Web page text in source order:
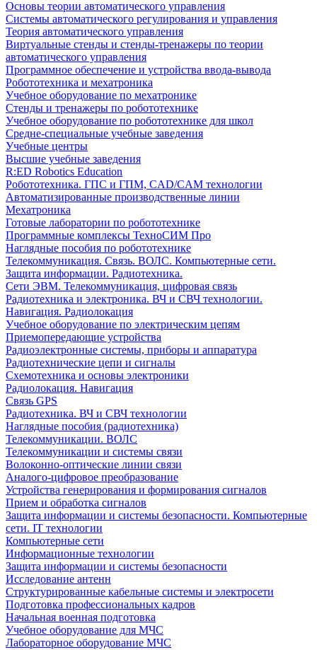
Основы теории автоматического управления
Системы автоматического регулирования и управления
Теория автоматического управления
Виртуальные стенды и стенды-тренажеры по теории
автоматического управления
Программное обеспечение и устройства ввода-вывода
Робототехника и мехатроника
Учебное оборудование по мехатронике
Стенды и тренажеры по робототехнике
Учебное оборудование по робототехнике для школ
Средне-специальные учебные заведения
Учебные центры
Высшие учебные заведения
R:ED Robotics Education
Робототехника. ГПС и ГПМ, CAD/CAM технологии
Автоматизированные производственные линии
Мехатроника
Готовые лаборатории по робототехнике
Программные комплексы ТехноСИМ Про
Наглядные пособия по робототехнике
Телекоммуникация. Связь. ВОЛС. Компьютерные сети.
Защита информации. Радиотехника.
Сети ЭВМ. Телекоммуникация, цифровая связь
Радиотехника и электроника. ВЧ и СВЧ технологии.
Навигация. Радиолокация
Учебное оборудование по электрическим цепям
Приемопередающие устройства
Радиоэлектронные системы, приборы и аппаратура
Радиотехнические цепи и сигналы
Схемотехника и основы электроники
Радиолокация. Навигация
Связь GPS
Радиотехника. ВЧ и СВЧ технологии
Наглядные пособия (радиотехника)
Телекоммуникации. ВОЛС
Телекоммуникации и системы связи
Волоконно-оптические линии связи
Аналого-цифровое преобразование
Устройства генерирования и формирования сигналов
Прием и обработка сигналов
Защита информации и системы безопасности. Компьютерные
сети. IT технологии
Компьютерные сети
Информационные технологии
Защита информации и системы безопасности
Исследование антенн
Структурированные кабельные системы и электросети
Подготовка профессиональных кадров
Начальная военная подготовка
Учебное оборудование для МЧС
Лабораторное оборудование МЧС